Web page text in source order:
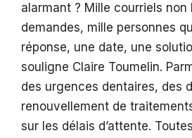
alarmant ? Mille courriels non
demandes, mille personnes
réponse, une date, une
souligne Claire Toumelin.
des urgences dentaires, des
renouvellement de
sur les délais d’attente.